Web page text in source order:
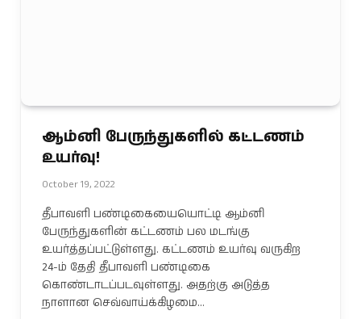
ஆம்னி பேருந்துகளில் கட்டணம்
உயர்வு!
October 19, 2022
தீபாவளி பண்டிகையையொட்டி ஆம்னி
பேருந்துகளின் கட்டணம் பல மடங்கு
உயர்த்தப்பட்டுள்ளது. கட்டணம் உயர்வு வருகிற
24-ம் தேதி தீபாவளி பண்டிகை
கொண்டாடப்படவுள்ளது. அதற்கு அடுத்த
நாளான செவ்வாய்க்கிழமை…